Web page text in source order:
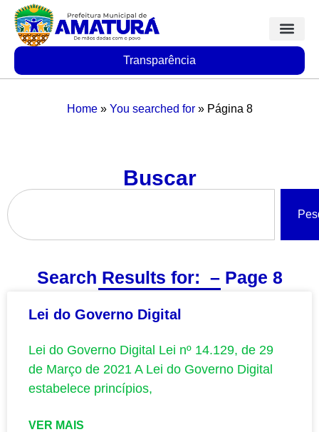
Transparência
Home» You searched for» Página 8
Buscar
Search Results for: – Page 8
Lei do Governo Digital
Lei do Governo Digital Lei nº 14.129, de 29
de Março de 2021 A Lei do Governo Digital
estabelece princípios,
VER MAIS